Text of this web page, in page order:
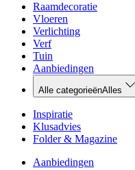
Raamdecoratie
Vloeren
Verlichting
Verf
Tuin
Aanbiedingen
Alle categorieënAlles
Inspiratie
Klusadvies
Folder & Magazine
Aanbiedingen